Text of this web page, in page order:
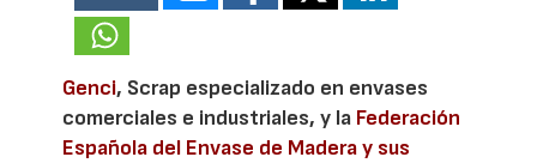
Genci, Scrap especializado en envases
comerciales e industriales, y la Federación
Española del Envase de Madera y sus